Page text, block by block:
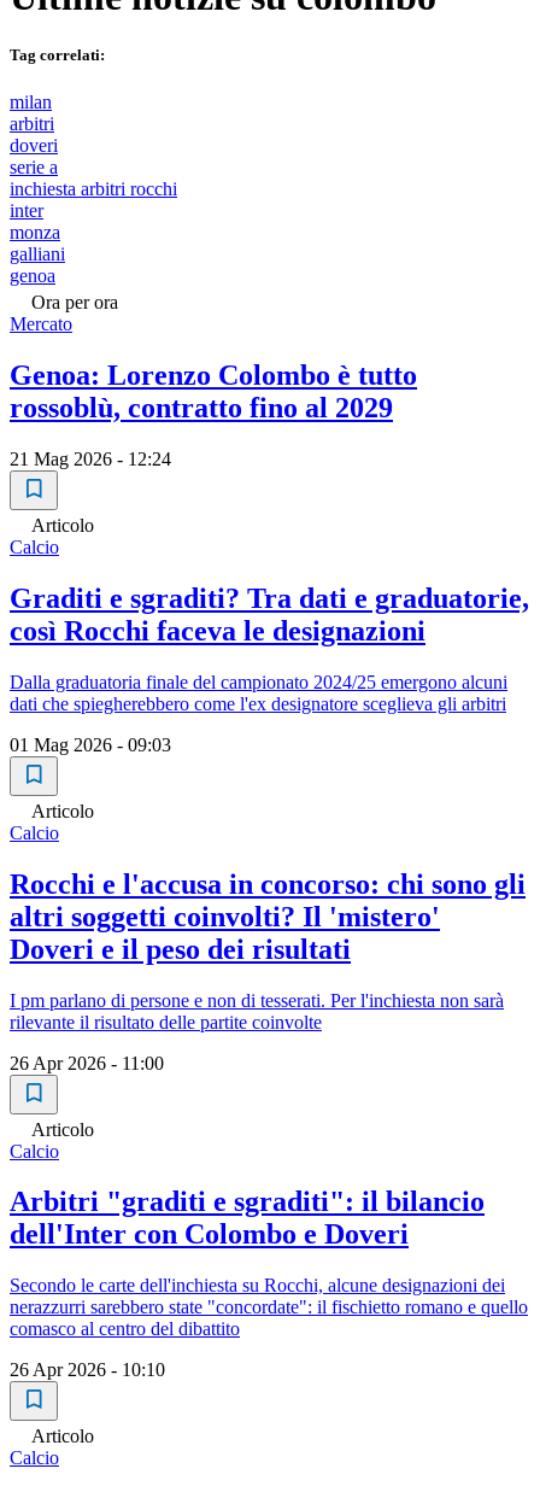
Tag correlati:
milan
arbitri
doveri
serie a
inchiesta arbitri rocchi
inter
monza
galliani
genoa
Ora per ora
Mercato
Genoa: Lorenzo Colombo è tutto
rossoblù, contratto fino al 2029
21 Mag 2026 - 12:24
Articolo
Calcio
Graditi e sgraditi? Tra dati e graduatorie,
così Rocchi faceva le designazioni
Dalla graduatoria finale del campionato 2024/25 emergono alcuni
dati che spiegherebbero come l'ex designatore sceglieva gli arbitri
01 Mag 2026 - 09:03
Articolo
Calcio
Rocchi e l'accusa in concorso: chi sono gli
altri soggetti coinvolti? Il 'mistero'
Doveri e il peso dei risultati
I pm parlano di persone e non di tesserati. Per l'inchiesta non sarà
rilevante il risultato delle partite coinvolte
26 Apr 2026 - 11:00
Articolo
Calcio
Arbitri "graditi e sgraditi": il bilancio
dell'Inter con Colombo e Doveri
Secondo le carte dell'inchiesta su Rocchi, alcune designazioni dei
nerazzurri sarebbero state "concordate": il fischietto romano e quello
comasco al centro del dibattito
26 Apr 2026 - 10:10
Articolo
Calcio